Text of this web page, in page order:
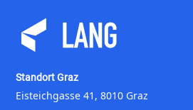
Standort Graz
Eisteichgasse 41, 8010 Graz